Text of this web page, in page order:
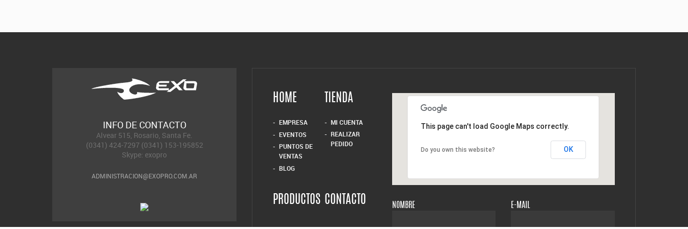
INFO DE CONTACTO
Alvear 515, Rosario, Santa Fe.
(0341) 424-7297 (0341) 153-195852
Skype: exopro
ADMINISTRACION@EXOPRO.COM.AR
HOME
EMPRESA
EVENTOS
PUNTOS DE
VENTAS
BLOG
TIENDA
MI CUENTA
REALIZAR
PEDIDO
PRODUCTOS CONTACTO
This page can't load Google Maps correctly.
Do you own this website? OK
NOMBRE E-MAIL